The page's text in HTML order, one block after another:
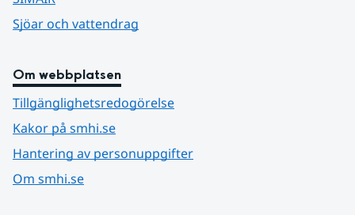
Sjöar och vattendrag
Om webbplatsen
Tillgänglighetsredogörelse
Kakor på smhi.se
Hantering av personuppgifter
Om smhi.se